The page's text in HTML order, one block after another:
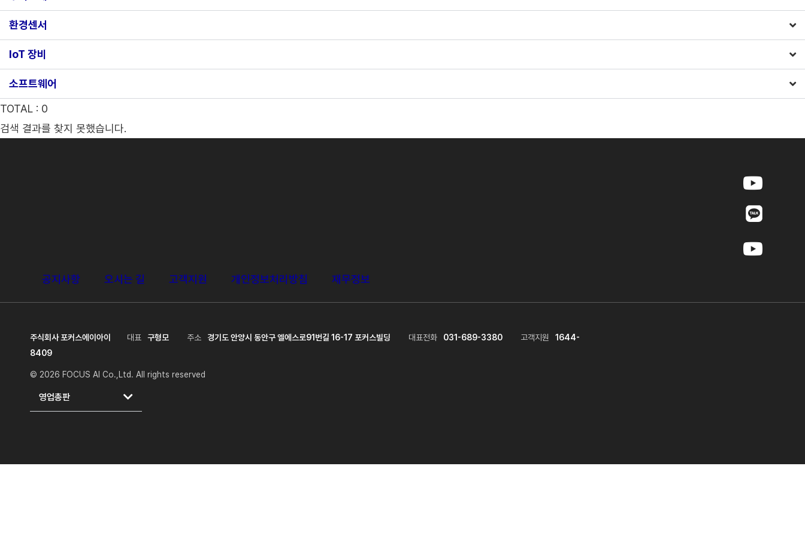
환경센서
IoT 장비
소프트웨어
TOTAL : 0
검색 결과를 찾지 못했습니다.
공지사항 오시는 길 고객지원 개인정보처리방침 재무정보
주식회사 포커스에이아이 대표 구형모 주소 경기도 안양시 동안구 엘에스로91번길 16-17 포커스빌딩 대표전화 031-689-3380 고객지원
1644-
8409
© 2026 FOCUS AI Co.,Ltd. All rights reserved
영업총판